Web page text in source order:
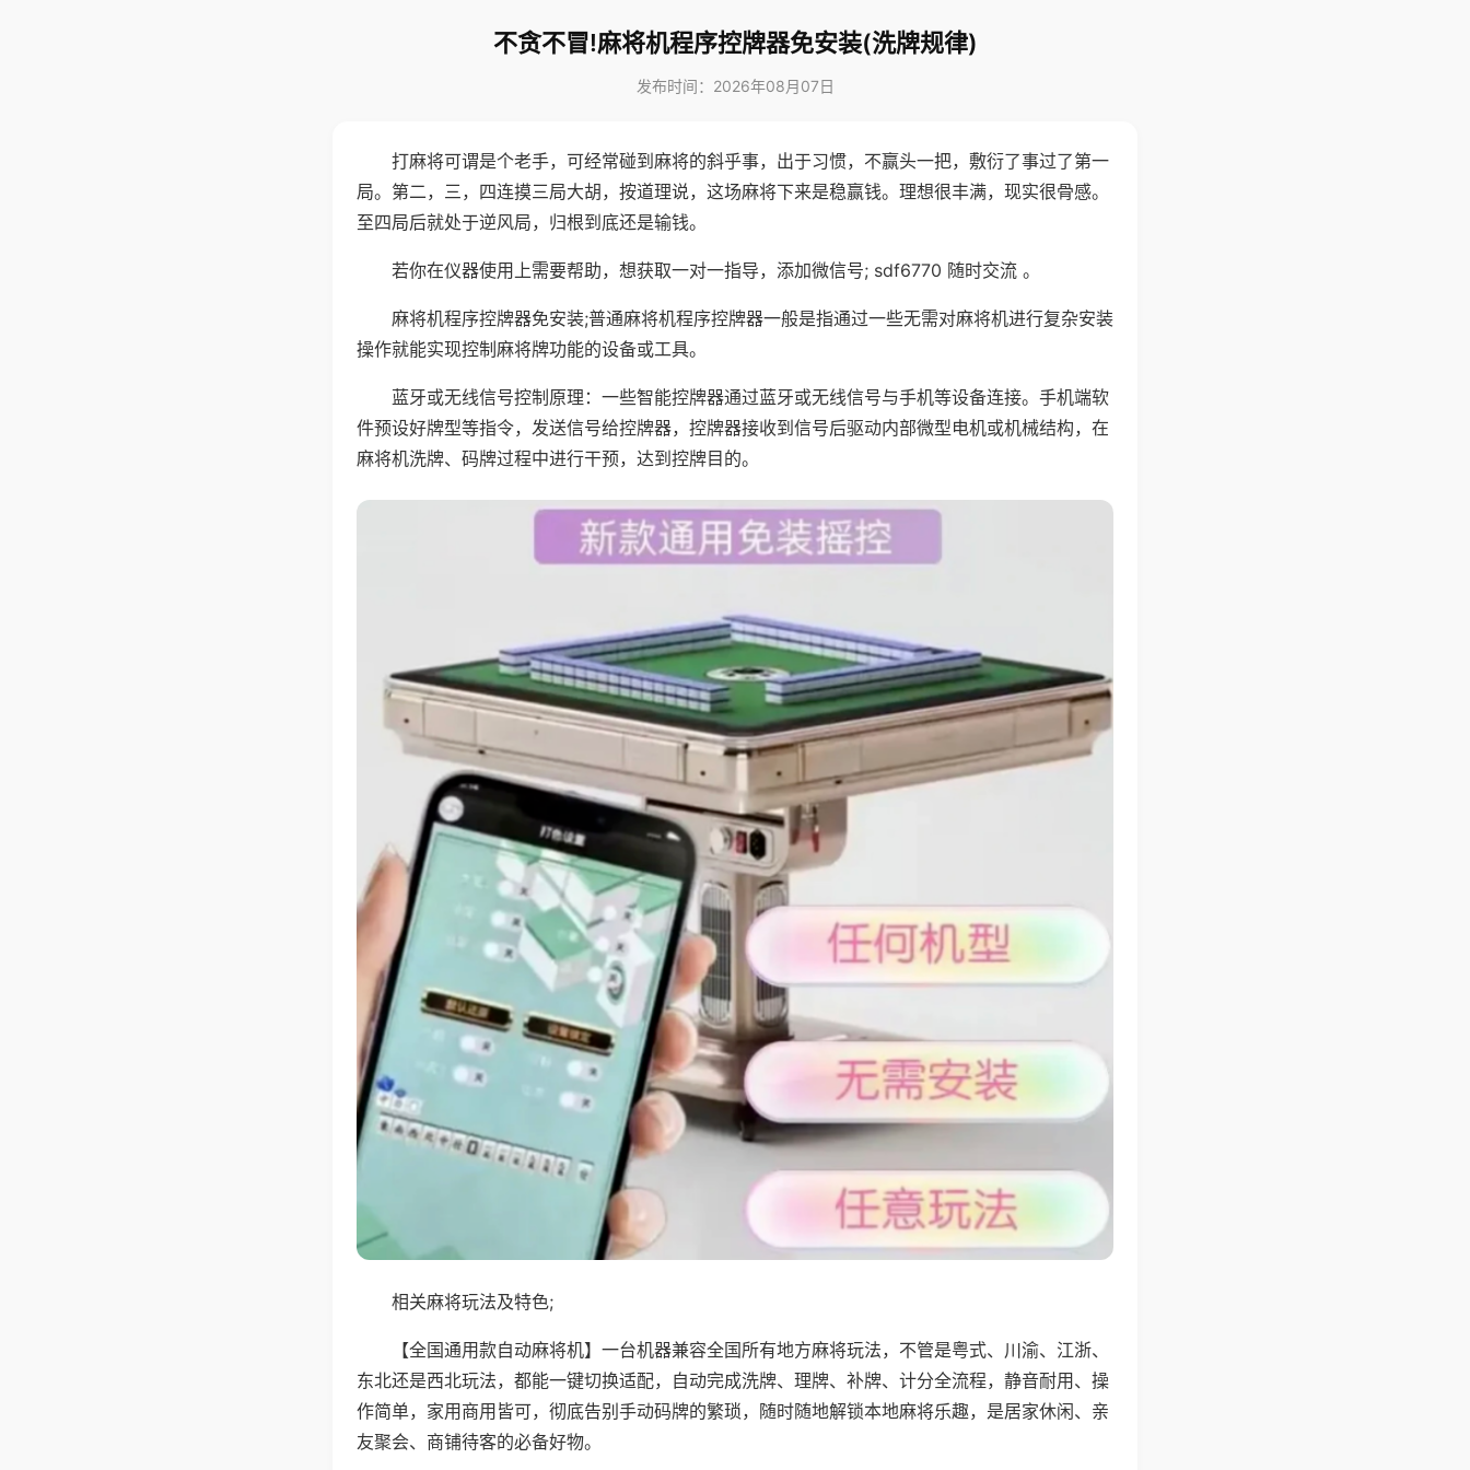
不贪不冒!麻将机程序控牌器免安装(洗牌规律)
发布时间：2026年08月07日
打麻将可谓是个老手，可经常碰到麻将的斜乎事，出于习惯，不赢头一把，敷衍了事过了第一
局。第二，三，四连摸三局大胡，按道理说，这场麻将下来是稳赢钱。理想很丰满，现实很骨感。
至四局后就处于逆风局，归根到底还是输钱。
若你在仪器使用上需要帮助，想获取一对一指导，添加微信号; sdf6770 随时交流 。
麻将机程序控牌器免安装;普通麻将机程序控牌器一般是指通过一些无需对麻将机进行复杂安装
操作就能实现控制麻将牌功能的设备或工具。
蓝牙或无线信号控制原理：一些智能控牌器通过蓝牙或无线信号与手机等设备连接。手机端软
件预设好牌型等指令，发送信号给控牌器，控牌器接收到信号后驱动内部微型电机或机械结构，在
麻将机洗牌、码牌过程中进行干预，达到控牌目的。
相关麻将玩法及特色;
【全国通用款自动麻将机】一台机器兼容全国所有地方麻将玩法，不管是粤式、川渝、江浙、
东北还是西北玩法，都能一键切换适配，自动完成洗牌、理牌、补牌、计分全流程，静音耐用、操
作简单，家用商用皆可，彻底告别手动码牌的繁琐，随时随地解锁本地麻将乐趣，是居家休闲、亲
友聚会、商铺待客的必备好物。